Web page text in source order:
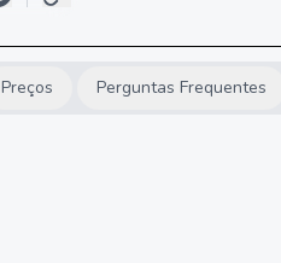
Preços Perguntas Frequentes